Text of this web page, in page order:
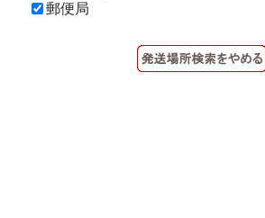
郵便局